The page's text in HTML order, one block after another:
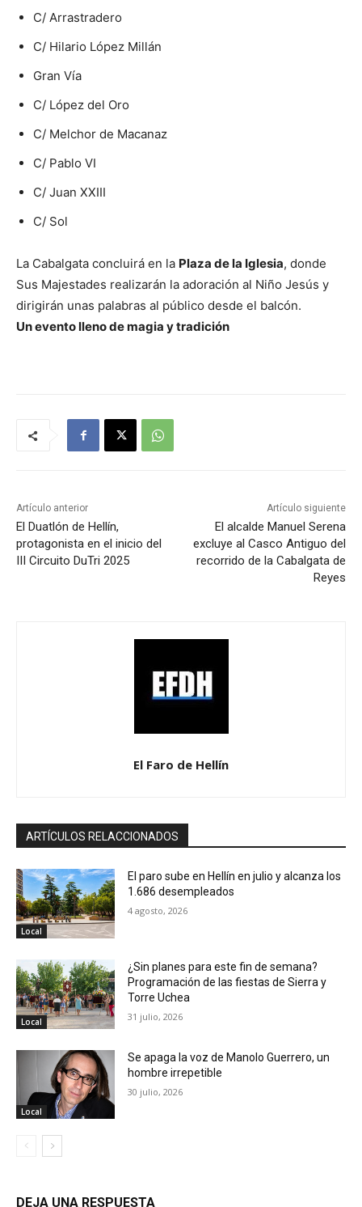
C/ Arrastradero
C/ Hilario López Millán
Gran Vía
C/ López del Oro
C/ Melchor de Macanaz
C/ Pablo VI
C/ Juan XXIII
C/ Sol
La Cabalgata concluirá en la Plaza de la Iglesia, donde
Sus Majestades realizarán la adoración al Niño Jesús y
dirigirán unas palabras al público desde el balcón.
Un evento lleno de magia y tradición
Artículo anterior
El Duatlón de Hellín,
protagonista en el inicio del
III Circuito DuTri 2025
Artículo siguiente
El alcalde Manuel Serena
excluye al Casco Antiguo del
recorrido de la Cabalgata de
Reyes
El Faro de Hellín
ARTÍCULOS RELACCIONADOS
Local
El paro sube en Hellín en julio y alcanza los
1.686 desempleados
4 agosto, 2026
Local
¿Sin planes para este fin de semana?
Programación de las fiestas de Sierra y
Torre Uchea
31 julio, 2026
Local
Se apaga la voz de Manolo Guerrero, un
hombre irrepetible
30 julio, 2026
DEJA UNA RESPUESTA